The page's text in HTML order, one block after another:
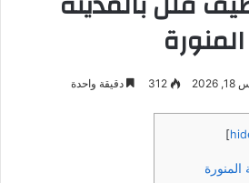
المنورة
2026
312 دقيقة واحدة
]